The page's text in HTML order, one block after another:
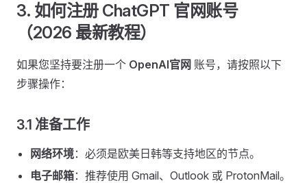
3. 如何注册 ChatGPT 官网账号
（2026 最新教程）
如果您坚持要注册一个 OpenAI官网 账号，请按照以下
步骤操作：
3.1 准备工作
网络环境：必须是欧美日韩等支持地区的节点。
电子邮箱：推荐使用 Gmail、Outlook 或 ProtonMail。